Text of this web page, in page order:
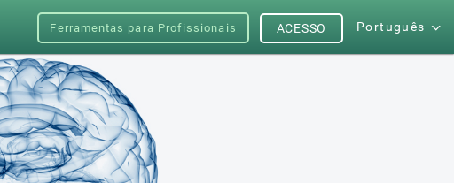
Ferramentas para Profissionais Português
ACESSO